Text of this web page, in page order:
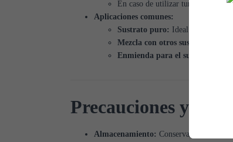
En caso de utilizar turba pura,
Aplicaciones comunes:
Sustrato puro: Ideal para
Mezcla con otros sustratos:
Enmienda para el suelo:
Precauciones y
Almacenamiento: Conservar en un